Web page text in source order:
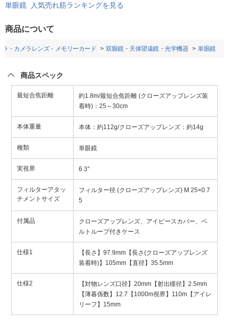
単眼鏡 人気売れ筋ランキングを見る
商品について
ラ・カメラレンズ・メモリーカード 双眼鏡・天体望遠鏡・光学機器 単眼鏡
商品スペック
最短合焦距離
約1.8m/最短合焦距離 (クローズアップレンズ装
着時)：25～30cm
本体重量 本体：約112g/クローズアップレンズ：約14g
種類 単眼鏡
実視界 6.3°
フィルターアタッ
チメントサイズ
フィルター径 (クローズアップレンズ) M 25×0.7
5
付属品
クローズアップレンズ、アイピースカバー、ベ
ルトループ付きケース
仕様1
【長さ】97.9mm【長さ(クローズアップレンズ
装着時)】105mm【直径】35.5mm
仕様2
【対物レンズ口径】20mm【射出瞳径】2.5mm
【薄暮係数】12.7【1000m視界】110m【アイレ
リーフ】15mm